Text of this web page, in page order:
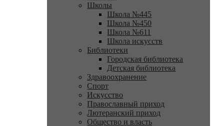
Школы
Школа №445
Школа №450
Школа №611
Школа искусств
Библиотеки
Городская библиотека
Детская библиотека
Здравоохранение
Спорт
Искусство
Православный приход
Лютеранский приход
Общество и власть